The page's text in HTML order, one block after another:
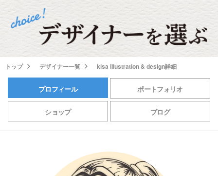
トップ デザイナー一覧 kisa illustration & design詳細
プロフィール ポートフォリオ
ショップ ブログ